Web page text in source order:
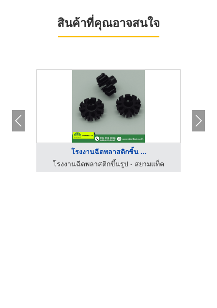
สินค้าที่คุณอาจสนใจ
โรงงานฉีดพลาสติกชิ้น ...
โรงงานฉีดพลาสติกขึ้นรูป - สยามแท็ค